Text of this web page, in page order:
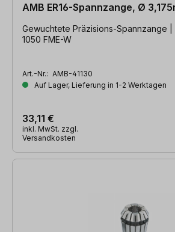
AMB ER16-Spannzange, Ø
Gewuchtete Präzisions-Spannzange |
1050 FME-W
Art.-Nr.: AMB-41130
Auf Lager, Lieferung in 1-2 Werktagen
33,11 €
inkl. MwSt. zzgl.
Versandkosten